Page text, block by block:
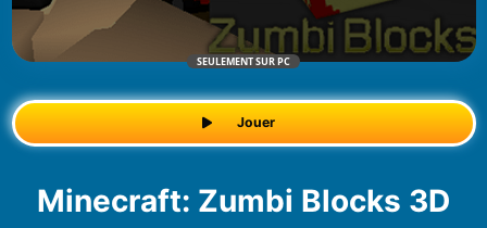
SEULEMENT SUR PC
Jouer
Minecraft: Zumbi Blocks 3D